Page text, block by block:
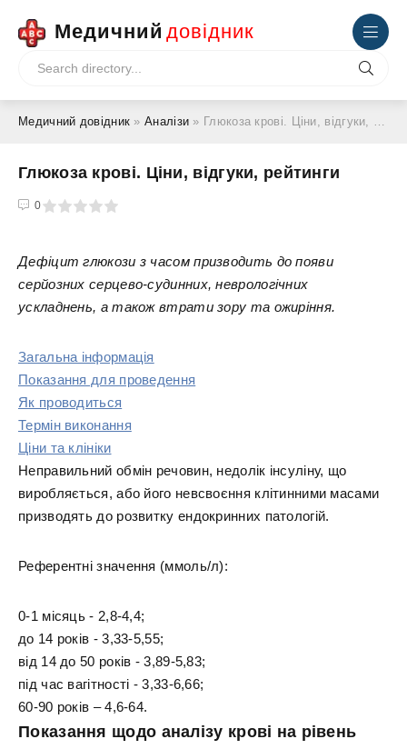
Медичний довідник
Медичний довідник »Аналізи » Глюкоза крові. Ціни, відгуки, рейтинги
Глюкоза крові. Ціни, відгуки, рейтинги
0
5
Дефіцит глюкози з часом призводить до появи
серйозних серцево-судинних, неврологічних
ускладнень, а також втрати зору та ожиріння.
Загальна інформація
Показання для проведення
Як проводиться
Термін виконання
Ціни та клініки
Неправильний обмін речовин, недолік інсуліну, що
виробляється, або його невсвоєння клітинними масами
призводять до розвитку ендокринних патологій.
Референтні значення (ммоль/л):
0-1 місяць - 2,8-4,4;
до 14 років - 3,33-5,55;
від 14 до 50 років - 3,89-5,83;
під час вагітності - 3,33-6,66;
60-90 років – 4,6-64.
Показання щодо аналізу крові на рівень